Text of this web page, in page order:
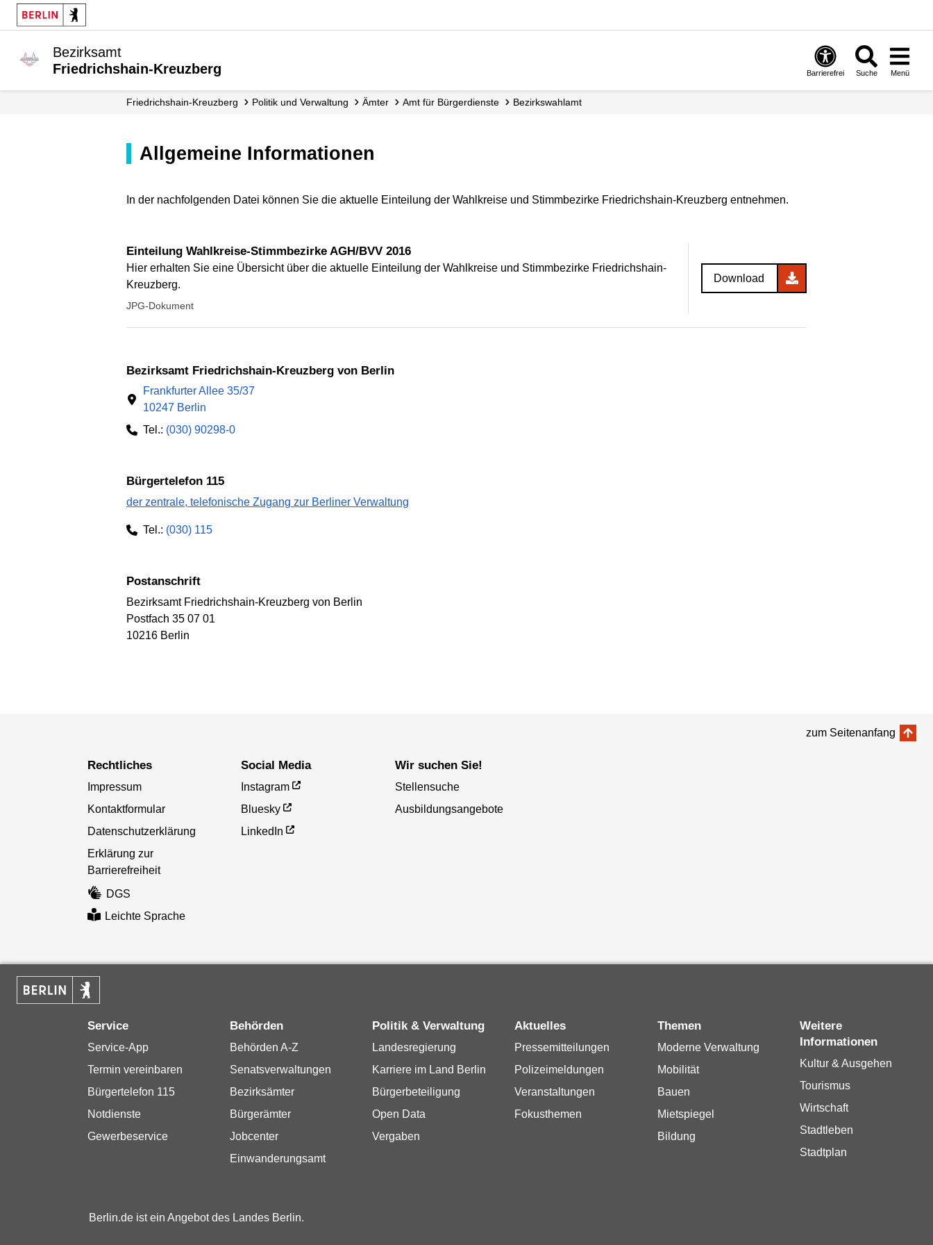
Bezirksamt
Friedrichshain-Kreuzberg
Barrierefrei Suche Menü
Friedrichshain-Kreuzberg Politik und Verwaltung Ämter Amt für Bürgerdienste Bezirkswahlamt
Allgemeine Informationen
In der nachfolgenden Datei können Sie die aktuelle Einteilung der Wahlkreise und Stimmbezirke Friedrichshain-Kreuzberg entnehmen.
Einteilung Wahlkreise-Stimmbezirke AGH/BVV 2016
Hier erhalten Sie eine Übersicht über die aktuelle Einteilung der Wahlkreise und Stimmbezirke Friedrichshain-
Kreuzberg.
JPG-Dokument
Download
Bezirksamt Friedrichshain-Kreuzberg von Berlin
Frankfurter Allee 35/37
10247 Berlin
Tel.: (030) 90298-0
Bürgertelefon 115
der zentrale, telefonische Zugang zur Berliner Verwaltung
Tel.: (030) 115
Postanschrift
Bezirksamt Friedrichshain-Kreuzberg von Berlin
Postfach 35 07 01
10216 Berlin
zum Seitenanfang
Rechtliches
Impressum
Kontaktformular
Datenschutzerklärung
Erklärung zur
Barrierefreiheit
DGS
Leichte Sprache
Social Media
Instagram
Bluesky
LinkedIn
Wir suchen Sie!
Stellensuche
Ausbildungsangebote
Service
Service-App
Termin vereinbaren
Bürgertelefon 115
Notdienste
Gewerbeservice
Behörden
Behörden A-Z
Senatsverwaltungen
Bezirksämter
Bürgerämter
Jobcenter
Einwanderungsamt
Politik & Verwaltung
Landesregierung
Karriere im Land Berlin
Bürgerbeteiligung
Open Data
Vergaben
Aktuelles
Pressemitteilungen
Polizeimeldungen
Veranstaltungen
Fokusthemen
Themen
Moderne Verwaltung
Mobilität
Bauen
Mietspiegel
Bildung
Weitere
Informationen
Kultur & Ausgehen
Tourismus
Wirtschaft
Stadtleben
Stadtplan
Berlin.de ist ein Angebot des Landes Berlin.